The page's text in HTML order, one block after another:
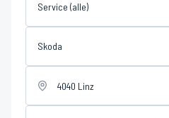
Service (alle)
Skoda